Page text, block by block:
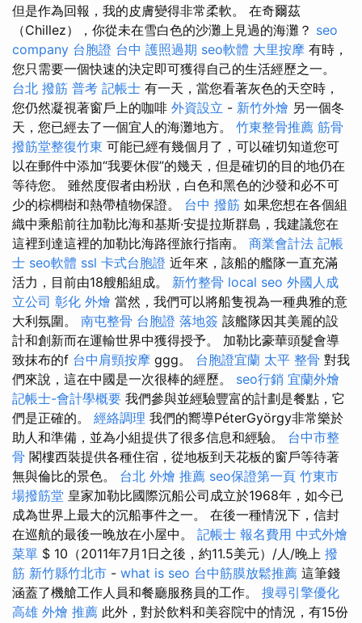
但是作為回報，我的皮膚變得非常柔軟。 在奇爾茲
（Chillez），你從未在雪白色的沙灘上見過的海灘？ seo
company 台胞證 台中 護照過期 seo軟體 大里按摩 有時，
您只需要一個快速的決定即可獲得自己的生活經歷之一。
台北 撥筋 普考 記帳士 有一天，當您看著灰色的天空時，
您仍然凝視著窗戶上的咖啡 外資設立 - 新竹外燴 另一個冬
天，您已經去了一個宜人的海灘地方。 竹東整骨推薦 筋骨
撥筋堂整復竹東 可能已經有幾個月了，可以確切知道您可
以在郵件中添加“我要休假”的幾天，但是確切的目的地仍在
等待您。 雖然度假者由粉狀，白色和黑色的沙發和必不可
少的棕櫚樹和熱帶植物保證。 台中 撥筋 如果您想在各個組
織中乘船前往加勒比海和基斯·安提拉斯群島，我建議您在
這裡到達這裡的加勒比海路徑旅行指南。 商業會計法 記帳
士 seo軟體 ssl 卡式台胞證 近年來，該船的艦隊一直充滿
活力，目前由18艘船組成。 新竹整骨 local seo 外國人成
立公司 彰化 外燴 當然，我們可以將船隻視為一種典雅的意
大利氛圍。 南屯整骨 台胞證 落地簽 該艦隊因其美麗的設
計和創新而在運輸世界中獲得授予。 加勒比豪華頭髮會導
致抹布的f 台中肩頸按摩 ggg。 台胞證宜蘭 太平 整骨 對我
們來說，這在中國是一次很棒的經歷。 seo行銷 宜蘭外燴
記帳士-會計學概要 我們參與並經驗豐富的計劃是餐點，它
們是正確的。 經絡調理 我們的嚮導PéterGyörgy非常樂於
助人和準備，並為小組提供了很多信息和經驗。 台中市整
骨 閣樓西裝提供各種住宿，從地板到天花板的窗戶等待著
無與倫比的景色。 台北 外燴 推薦 seo保證第一頁 竹東市
場撥筋堂 皇家加勒比國際沉船公司成立於1968年，如今已
成為世界上最大的沉船事件之一。 在後一種情況下，信封
在巡航的最後一晚放在小屋中。 記帳士 報名費用 中式外燴
菜單 $ 10（2011年7月1日之後，約11.5美元）/人/晚上 撥
筋 新竹縣竹北市 - what is seo 台中筋膜放鬆推薦 這筆錢
涵蓋了機艙工作人員和餐廳服務員的工作。 搜尋引擎優化
高雄 外燴 推薦 此外，對於飲料和美容院中的情況，有15份